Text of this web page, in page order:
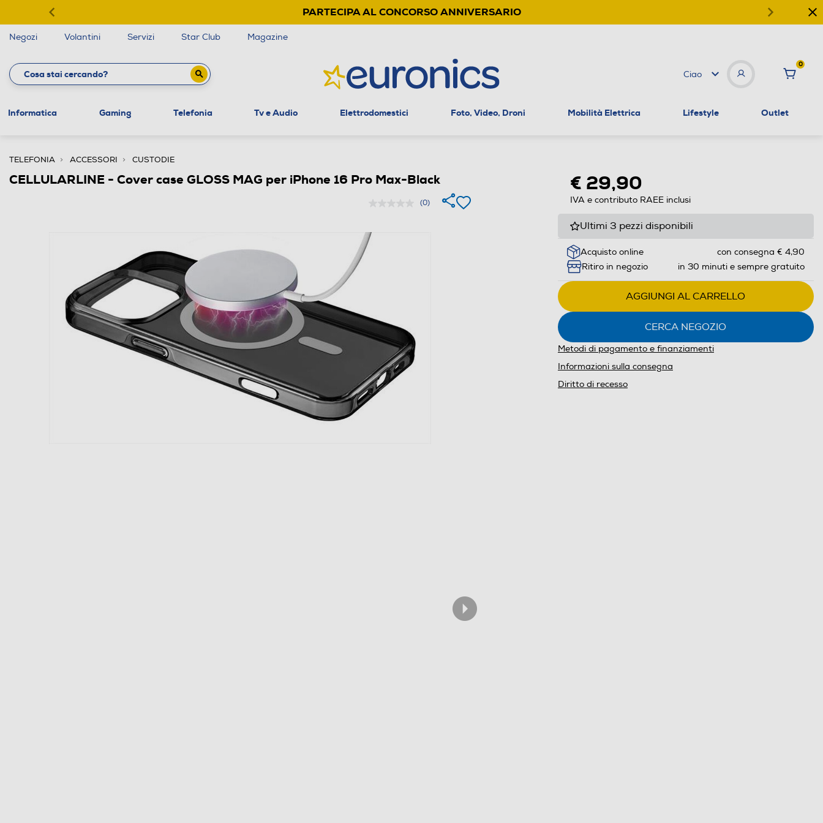
PARTECIPA AL CONCORSO ANNIVERSARIO
Negozi Volantini Servizi Star Club Magazine
Ciao
0
Informatica Gaming Telefonia Tv e Audio Elettrodomestici Foto, Video, Droni Mobilità Elettrica Lifestyle Outlet
TELEFONIA ACCESSORI CUSTODIE
CELLULARLINE - Cover case GLOSS MAG per iPhone 16 Pro Max-Black
(0)
€ 29,90
IVA e contributo RAEE inclusi
Ultimi 3 pezzi disponibili
Acquisto online
con consegna € 4,90
Ritiro in negozio
in 30 minuti e sempre gratuito
AGGIUNGI AL CARRELLO
CERCA NEGOZIO
Metodi di pagamento e finanziamenti
Informazioni sulla consegna
Diritto di recesso